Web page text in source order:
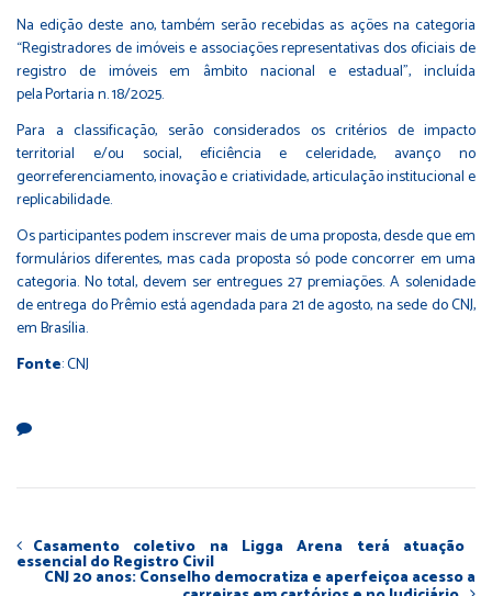
Na edição deste ano, também serão recebidas as ações na categoria
“Registradores de imóveis e associações representativas dos oficiais de
registro de imóveis em âmbito nacional e estadual”, incluída
pelaPortaria n. 18/2025.
Para a classificação, serão considerados os critérios de impacto
territorial e/ou social, eficiência e celeridade, avanço no
georreferenciamento, inovação e criatividade, articulação institucional e
replicabilidade.
Os participantes podem inscrever mais de uma proposta, desde que em
formulários diferentes, mas cada proposta só pode concorrer em uma
categoria. No total, devem ser entregues 27 premiações. A solenidade
de entrega do Prêmio está agendada para 21 de agosto, na sede do CNJ,
em Brasília.
Fonte: CNJ
Casamento coletivo na Ligga Arena terá atuação
essencial do Registro Civil
CNJ 20 anos: Conselho democratiza e aperfeiçoa acesso a